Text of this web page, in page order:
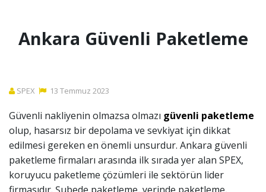
Ankara Güvenli Paketleme
SPEX 13 Temmuz 2023
Güvenli nakliyenin olmazsa olmazı güvenli paketleme
olup, hasarsız bir depolama ve sevkiyat için dikkat
edilmesi gereken en önemli unsurdur. Ankara güvenli
paketleme firmaları arasında ilk sırada yer alan SPEX,
koruyucu paketleme çözümleri ile sektörün lider